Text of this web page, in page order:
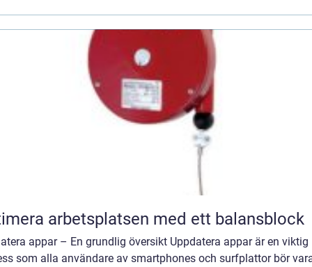
arbetsplatsen med ett balansblock
appar – En grundlig översikt Uppdatera appar är en viktig
som alla användare av smartphones och surfplattor bör